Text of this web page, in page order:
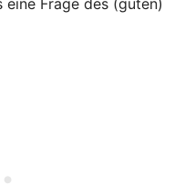
Frage des (guten)